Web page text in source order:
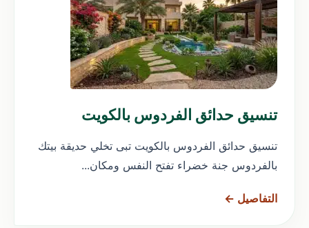
تنسيق حدائق الفردوس بالكويت
تنسيق حدائق الفردوس بالكويت تبى تخلي حديقة بيتك
بالفردوس جنة خضراء تفتح النفس ومكان...
التفاصيل ←